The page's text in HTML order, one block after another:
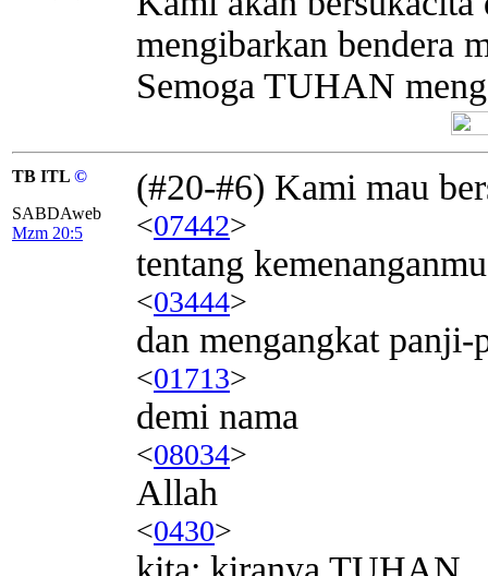
mengibarkan bendera
Semoga TUHAN
TB ITL ©
SABDAweb
Mzm 20:5
(#20-#6) Kami mau
<07442>
tentang kemenanganmu
<03444>
dan mengangkat panji-
<01713>
demi nama
<08034>
Allah
<0430>